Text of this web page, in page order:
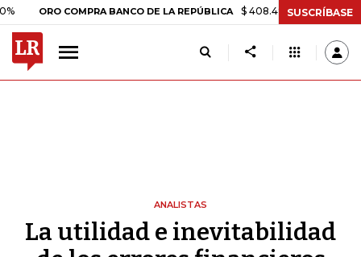
ORO COMPRA BANCO DE LA REPÚBLICA $ 408.498,97 +$ 8.753,81
SUSCRÍBASE
ANALISTAS
La utilidad e inevitabilidad